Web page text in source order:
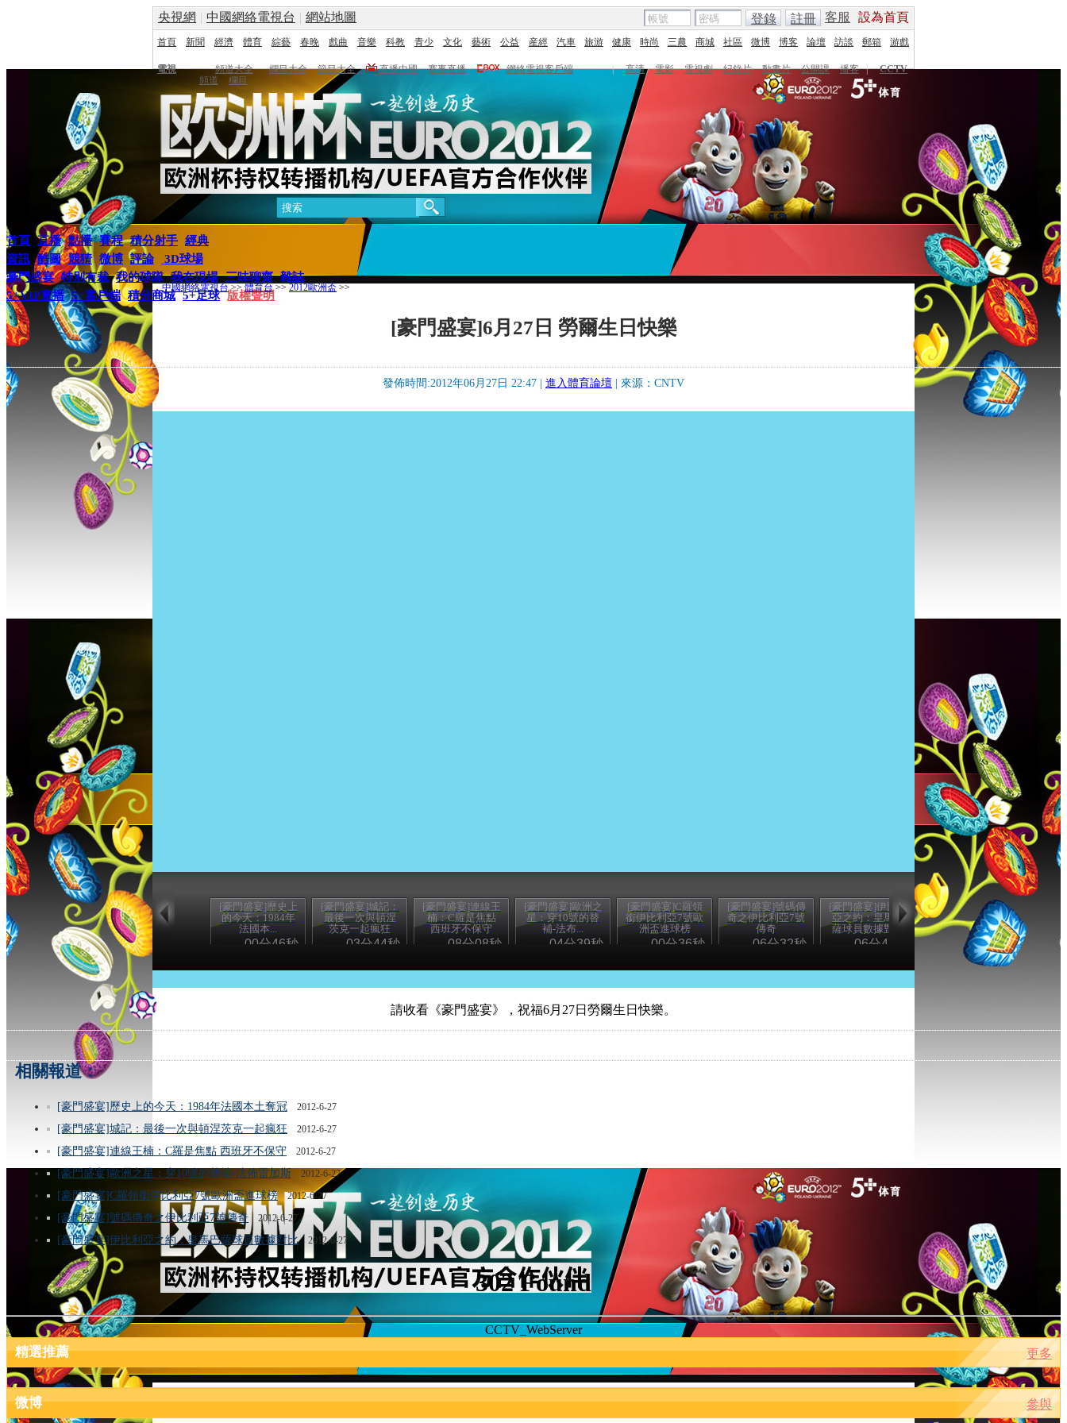
央視網 | 中國網絡電視台 | 網站地圖 客服 設為首頁
登錄 註冊
首頁 新聞 經濟 體育 綜藝 春晚 戲曲 音樂 科教 青少 文化 藝術 公益 産經 汽車 旅游 健康 時尚 三農 商城 社區 微博 博客 論壇 訪談 郵箱 游戲
電視 頻道大全 欄目大全 節目大全 直播中國 賽事直播 網絡電視客戶端 | 高清 電影 電視劇 紀錄片 動畫片 公開課 播客 |
CCTV
頻道
欄目
首頁 直播 點播 賽程 積分射手 經典
資訊 酷圖 競猜 微博 評論
3D球場
豪門盛宴 特別有裁 我的球隊 我在現場 三味聊齋 雜誌
5+VIP直播 5+客戶端 積分商城 5+足球 版權聲明
中國網絡電視台>>體育台>> 2012歐洲盃 >>
[豪門盛宴]6月27日 勞爾生日快樂
發佈時間:2012年06月27日 22:47 | 進入體育論壇 | 來源：CNTV
[豪門盛宴]歷史上
的今天：1984年
法國本...
00分46秒
[豪門盛宴]城記：
最後一次與頓涅
茨克一起瘋狂
03分44秒
[豪門盛宴]連線王
楠：C羅是焦點
西班牙不保守
08分08秒
[豪門盛宴]歐洲之
星：穿10號的替
補-法布...
04分39秒
[豪門盛宴]C羅領
銜伊比利亞7號歐
洲盃進球榜
00分36秒
[豪門盛宴]號碼傳
奇之伊比利亞7號
傳奇
06分32秒
[豪門盛宴]伊比利
亞之約：皇馬巴
薩球員數據對比
06分47秒
請收看《豪門盛宴》，祝福6月27日勞爾生日快樂。
相關報道：
[豪門盛宴]歷史上的今天：1984年法國本土奪冠 2012-6-27
[豪門盛宴]城記：最後一次與頓涅茨克一起瘋狂 2012-6-27
[豪門盛宴]連線王楠：C羅是焦點 西班牙不保守 2012-6-27
[豪門盛宴]歐洲之星：穿10號的替補-法佈雷加斯 2012-6-27
[豪門盛宴]C羅領銜伊比利亞7號歐洲盃進球榜 2012-6-27
[豪門盛宴]號碼傳奇之伊比利亞7號傳奇 2012-6-27
[豪門盛宴]伊比利亞之約：皇馬巴薩球員數據對比 2012-6-27
302 Found
CCTV_WebServer
精選推薦 更多
微博 參與